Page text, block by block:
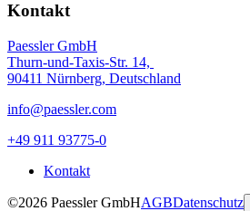
Kontakt
Paessler GmbH
Thurn-und-Taxis-Str. 14,
90411 Nürnberg, Deutschland
info@paessler.com
+49 911 93775-0
Kontakt
©2026 Paessler GmbHAGBDatenschutz